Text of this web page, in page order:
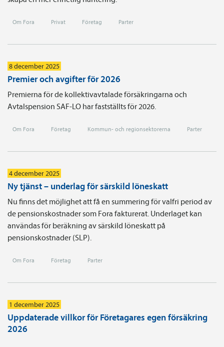
Om Fora Privat Företag Parter
8 december 2025
Premier och avgifter för 2026
Premierna för de kollektivavtalade försäkringarna och
Avtalspension SAF-LO har fastställts för 2026.
Om Fora Företag Kommun- och regionsektorerna Parter
4 december 2025
Ny tjänst – underlag för särskild löneskatt
Nu finns det möjlighet att få en summering för valfri period av
de pensionskostnader som Fora fakturerat. Underlaget kan
användas för beräkning av särskild löneskatt på
pensionskostnader (SLP).
Om Fora Företag Parter
1 december 2025
Uppdaterade villkor för Företagares egen försäkring
2026